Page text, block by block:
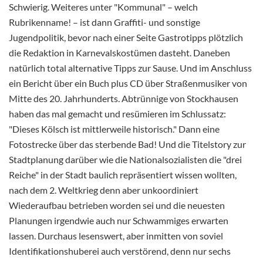
Schwierig. Weiteres unter "Kommunal" – welch
Rubrikenname! – ist dann Graffiti- und sonstige
Jugendpolitik, bevor nach einer Seite Gastrotipps plötzlich
die Redaktion in Karnevalskostümen dasteht. Daneben
natürlich total alternative Tipps zur Sause. Und im Anschluss
ein Bericht über ein Buch plus CD über Straßenmusiker von
Mitte des 20. Jahrhunderts. Abtrünnige von Stockhausen
haben das mal gemacht und resümieren im Schlussatz:
"Dieses Kölsch ist mittlerweile historisch." Dann eine
Fotostrecke über das sterbende Bad! Und die Titelstory zur
Stadtplanung darüber wie die Nationalsozialisten die "drei
Reiche" in der Stadt baulich repräsentiert wissen wollten,
nach dem 2. Weltkrieg denn aber unkoordiniert
Wiederaufbau betrieben worden sei und die neuesten
Planungen irgendwie auch nur Schwammiges erwarten
lassen. Durchaus lesenswert, aber inmitten von soviel
Identifikationshuberei auch verstörend, denn nur sechs